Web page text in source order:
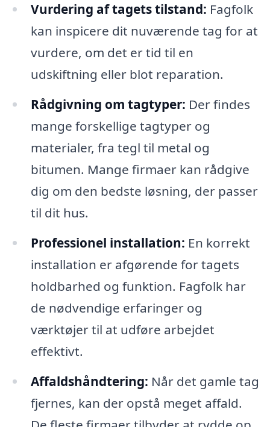
Vurdering af tagets tilstand: Fagfolk
kan inspicere dit nuværende tag for at
vurdere, om det er tid til en
udskiftning eller blot reparation.
Rådgivning om tagtyper: Der findes
mange forskellige tagtyper og
materialer, fra tegl til metal og
bitumen. Mange firmaer kan rådgive
dig om den bedste løsning, der passer
til dit hus.
Professionel installation: En korrekt
installation er afgørende for tagets
holdbarhed og funktion. Fagfolk har
de nødvendige erfaringer og
værktøjer til at udføre arbejdet
effektivt.
Affaldshåndtering: Når det gamle tag
fjernes, kan der opstå meget affald.